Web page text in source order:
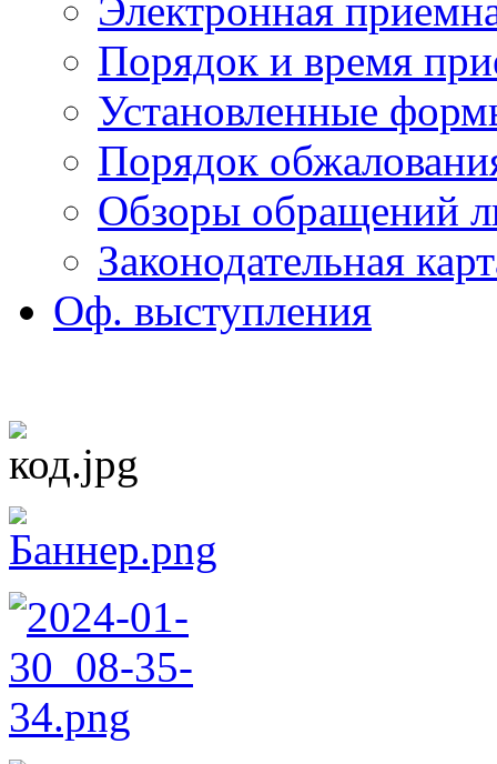
Электронная
Порядок и время
Установленные
Порядок
Обзоры обращений
Законодательная
Оф. выступления